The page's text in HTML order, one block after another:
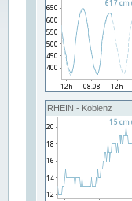
RHEIN - Koblenz